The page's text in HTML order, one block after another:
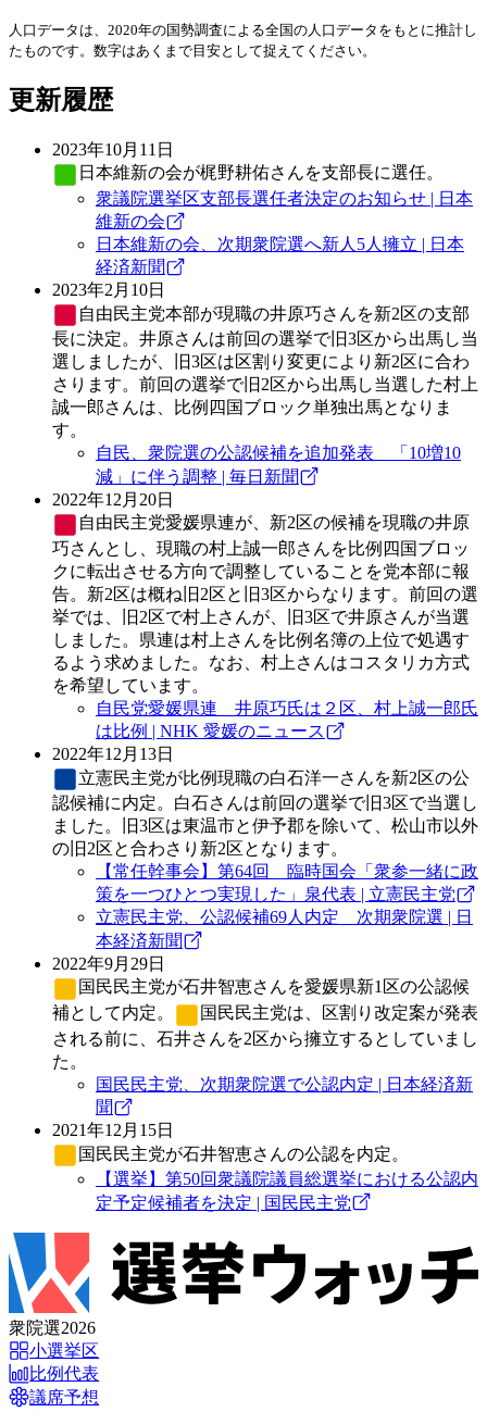
人口データは、2020年の国勢調査による全国の人口データをもとに推計し
たものです。数字はあくまで目安として捉えてください。
更新履歴
2023年10月11日
日本維新の会が梶野耕佑さんを支部長に選任。
衆議院選挙区支部長選任者決定のお知らせ | 日本
維新の会
日本維新の会、次期衆院選へ新人5人擁立 | 日本
経済新聞
2023年2月10日
自由民主党本部が現職の井原巧さんを新2区の支部
長に決定。井原さんは前回の選挙で旧3区から出馬し当
選しましたが、旧3区は区割り変更により新2区に合わ
さります。前回の選挙で旧2区から出馬し当選した村上
誠一郎さんは、比例四国ブロック単独出馬となりま
す。
自民、衆院選の公認候補を追加発表 「10増10
減」に伴う調整 | 毎日新聞
2022年12月20日
自由民主党愛媛県連が、新2区の候補を現職の井原
巧さんとし、現職の村上誠一郎さんを比例四国ブロッ
クに転出させる方向で調整していることを党本部に報
告。新2区は概ね旧2区と旧3区からなります。前回の選
挙では、旧2区で村上さんが、旧3区で井原さんが当選
しました。県連は村上さんを比例名簿の上位で処遇す
るよう求めました。なお、村上さんはコスタリカ方式
を希望しています。
自民党愛媛県連 井原巧氏は２区、村上誠一郎氏
は比例 | NHK 愛媛のニュース
2022年12月13日
立憲民主党が比例現職の白石洋一さんを新2区の公
認候補に内定。白石さんは前回の選挙で旧3区で当選し
ました。旧3区は東温市と伊予郡を除いて、松山市以外
の旧2区と合わさり新2区となります。
【常任幹事会】第64回 臨時国会「衆参一緒に政
策を一つひとつ実現した」泉代表 | 立憲民主党
立憲民主党、公認候補69人内定 次期衆院選 | 日
本経済新聞
2022年9月29日
国民民主党が石井智恵さんを愛媛県新1区の公認候
補として内定。
国民民主党は、区割り改定案が発表
される前に、石井さんを2区から擁立するとしていまし
た。
国民民主党、次期衆院選で公認内定 | 日本経済新
聞
2021年12月15日
国民民主党が石井智恵さんの公認を内定。
【選挙】第50回衆議院議員総選挙における公認内
定予定候補者を決定 | 国民民主党
衆院選2026
小選挙区
比例代表
議席予想